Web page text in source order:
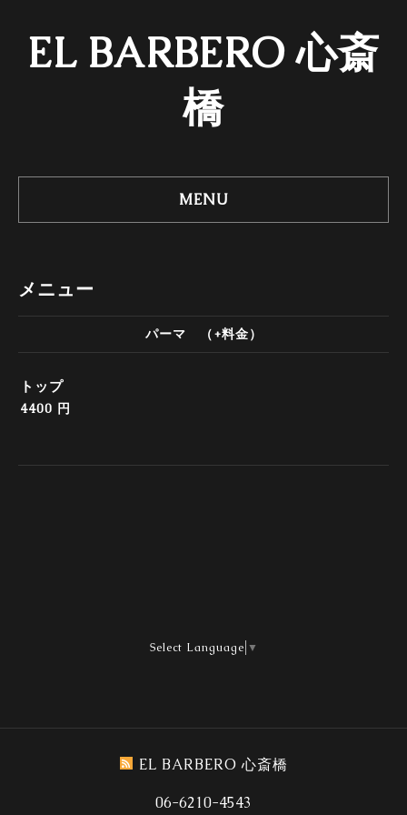
EL BARBERO 心斎
橋
MENU
メニュー
パーマ （+料金）
トップ
4400 円
Select Language ▼
EL BARBERO 心斎橋
06-6210-4543